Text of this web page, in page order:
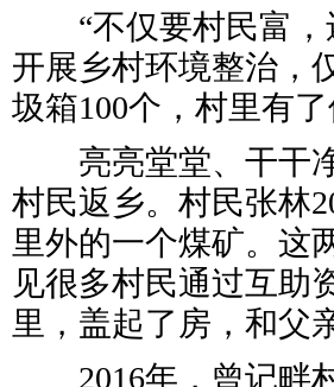
“不仅要村民富，
开展乡村环境整治，
圾箱100个，村里有
亮亮堂堂、干干净
村民返乡。村民张林
里外的一个煤矿。这
见很多村民通过互助
里，盖起了房，和父
2016年，曾记畔村